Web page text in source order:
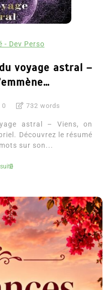
- Dev Perso
voyage astral –
0 732 words
astral – Viens, on
Découvrez le résumé
sur son...